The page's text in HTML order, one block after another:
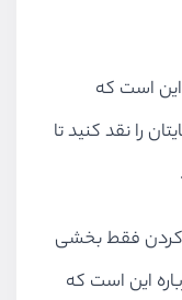
این است که
را نقد کنید تا
کردن فقط بخشی
این است که